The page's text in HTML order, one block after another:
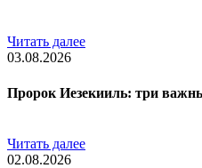
Читать далее
03.08.2026
Пророк Иезекииль: три
Читать далее
02.08.2026